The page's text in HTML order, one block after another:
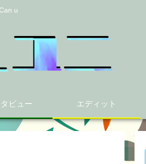
Can u
ビュー エディット